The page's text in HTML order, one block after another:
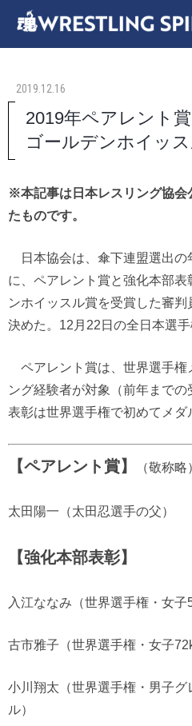
2019.12.16
2019年ペアレント
ゴールデンホイッ
※本記事は日本レスリング協会
たものです。
日本協会は、傘下連盟選出の
に、ペアレント賞と強化本部
ンホイッスル賞を受賞した審
決めた。12月22日の全日本選手
ペアレント賞は、世界選手権
ング経験者が対象（前年まで
表彰は世界選手権で初めてメダ
【ペアレント賞】 （敬称略
太田陽一（太田忍選手の父）
【強化本部表彰】
入江ななみ（世界選手権・女子
古市雅子（世界選手権・女子
小川翔太（世界選手権・男子
ル）